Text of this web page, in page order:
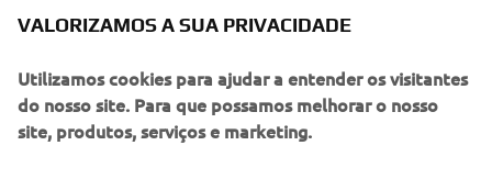
de meios de criação ilimitados que não seriam possíveis
tradicionais."
VALORIZAMOS A SUA PRIVACIDADE
Utilizamos cookies para ajudar a entender os visitantes
do nosso site. Para que possamos melhorar o nosso
site, produtos, serviços e marketing.